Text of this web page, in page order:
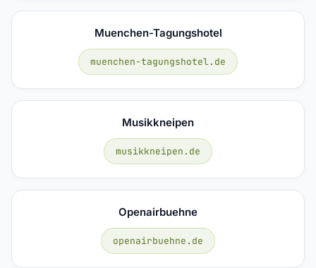
Muenchen-Tagungshotel
muenchen-tagungshotel.de
Musikkneipen
musikkneipen.de
Openairbuehne
openairbuehne.de